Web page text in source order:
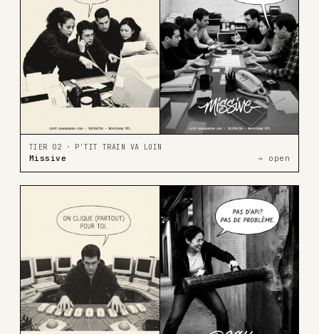
TIER 02 · P'TIT TRAIN VA LOIN
Missive → open